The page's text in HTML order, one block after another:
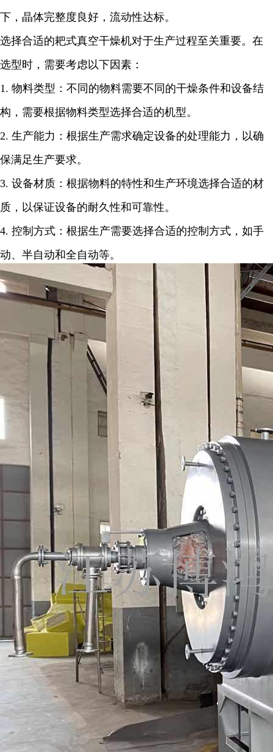
下，晶体完整度良好，流动性达标。
选择合适的耙式真空干燥机对于生产过程至关重要。在
选型时，需要考虑以下因素：
1. 物料类型：不同的物料需要不同的干燥条件和设备结
构，需要根据物料类型选择合适的机型。
2. 生产能力：根据生产需求确定设备的处理能力，以确
保满足生产要求。
3. 设备材质：根据物料的特性和生产环境选择合适的材
质，以保证设备的耐久性和可靠性。
4. 控制方式：根据生产需要选择合适的控制方式，如手
动、半自动和全自动等。